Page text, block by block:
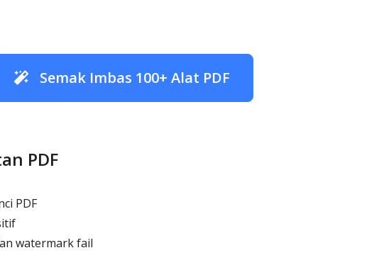
Semak Imbas 100+ Alat PDF
PDF
PDF
watermark fail